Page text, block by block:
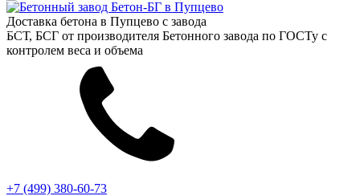
Доставка бетона в Пупцево с завода
БСТ, БСГ от производителя Бетонного завода по ГОСТу с
контролем веса и объема
+7 (499) 380-60-73